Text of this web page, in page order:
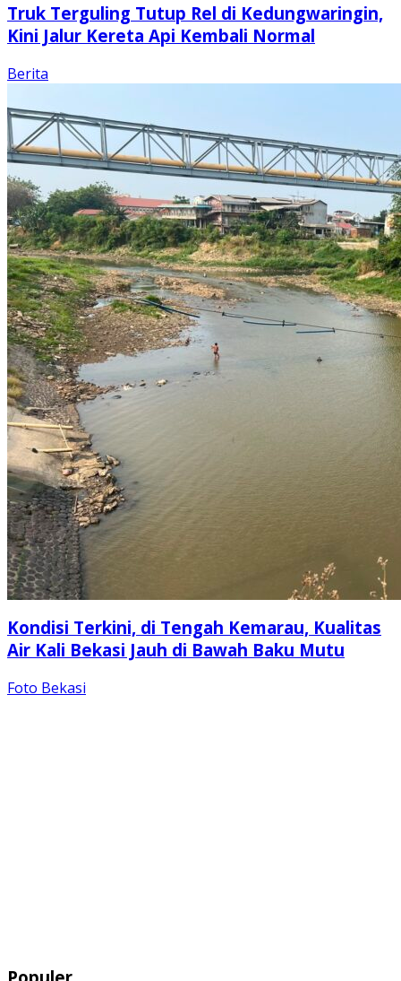
Truk Terguling Tutup Rel di Kedungwaringin,
Kini Jalur Kereta Api Kembali Normal
Berita
Kondisi Terkini, di Tengah Kemarau, Kualitas
Air Kali Bekasi Jauh di Bawah Baku Mutu
Foto Bekasi